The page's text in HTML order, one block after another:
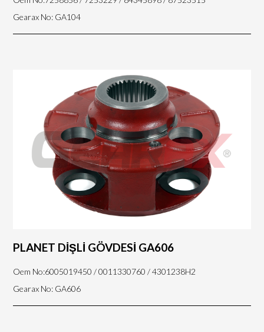
Gearax No: GA104
PLANET DİŞLİ GÖVDESİ GA606
Oem No:6005019450 / 0011330760 / 4301238H2
Gearax No: GA606